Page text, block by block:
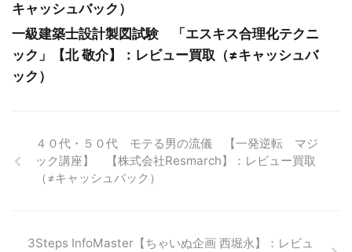
キャッシュバック）
一級建築士設計製図試験 「エスキス合理化テクニ
ック」【北 敬介】：レビュー買取（≠キャッシュバ
ック）
４０代・５０代 モテる男の流儀 【一発逆転 マジ
ック講座】 【株式会社Resmarch】：レビュー買取
（≠キャッシュバック）
3Steps InfoMaster【ちゃいぬ企画 西堀永】：レビュ